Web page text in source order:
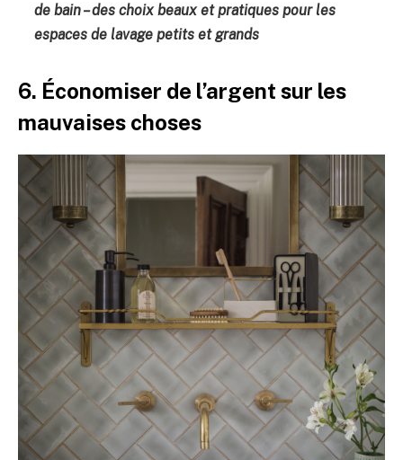
de bain– des choix beaux et pratiques pour les
espaces de lavage petits et grands
6. Économiser de l’argent sur les
mauvaises choses